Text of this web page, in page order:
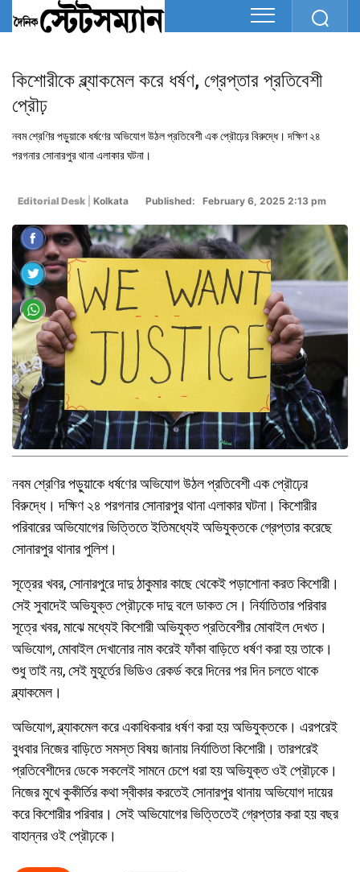
কিশোরীকে ব্ল্যাকমেল করে ধর্ষণ, গ্রেপ্তার প্রতিবেশী
প্রৌঢ়
নবম শ্রেণির পড়ুয়াকে ধর্ষণের অভিযোগ উঠল প্রতিবেশী এক প্রৌঢ়ের বিরুদ্ধে। দক্ষিণ ২৪
পরগনার সোনারপুর থানা এলাকার ঘটনা।
Editorial Desk Kolkata Published: February 6, 2025 2:13 pm
নবম শ্রেণির পড়ুয়াকে ধর্ষণের অভিযোগ উঠল প্রতিবেশী এক প্রৌঢ়ের
বিরুদ্ধে। দক্ষিণ ২৪ পরগনার সোনারপুর থানা এলাকার ঘটনা। কিশোরীর
পরিবারের অভিযোগের ভিত্তিতে ইতিমধ্যেই অভিযুক্তকে গ্রেপ্তার করেছে
সোনারপুর থানার পুলিশ।
সূত্রের খবর, সোনারপুরে দাদু ঠাকুমার কাছে থেকেই পড়াশোনা করত কিশোরী।
সেই সুবাদেই অভিযুক্ত প্রৌঢ়কে দাদু বলে ডাকত সে। নির্যাতিতার পরিবার
সূত্রে খবর, মাঝে মধ্যেই কিশোরী অভিযুক্ত প্রতিবেশীর মোবাইল দেখত।
অভিযোগ, মোবাইল দেখানোর নাম করেই ফাঁকা বাড়িতে ধর্ষণ করা হয় তাকে।
শুধু তাই নয়, সেই মুহূর্তের ভিডিও রেকর্ড করে দিনের পর দিন চলতে থাকে
ব্ল্যাকমেল।
অভিযোগ, ব্ল্যাকমেল করে একাধিকবার ধর্ষণ করা হয় অভিযুক্তকে। এরপরেই
বুধবার নিজের বাড়িতে সমস্ত বিষয় জানায় নির্যাতিতা কিশোরী। তারপরেই
প্রতিবেশীদের ডেকে সকলেই সামনে চেপে ধরা হয় অভিযুক্ত ওই প্রৌঢ়কে।
নিজের মুখে কুকীর্তির কথা স্বীকার করতেই সোনারপুর থানায় অভিযোগ দায়ের
করে কিশোরীর পরিবার। সেই অভিযোগের ভিত্তিতেই গ্রেপ্তার করা হয় বছর
বাহান্নর ওই প্রৌঢ়কে।